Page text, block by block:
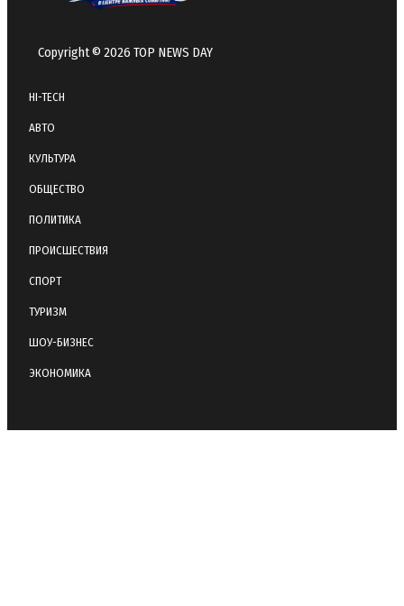
Copyright © 2026 TOP NEWS DAY
HI-TECH
АВТО
КУЛЬТУРА
ОБЩЕСТВО
ПОЛИТИКА
ПРОИСШЕСТВИЯ
СПОРТ
ТУРИЗМ
ШОУ-БИЗНЕС
ЭКОНОМИКА